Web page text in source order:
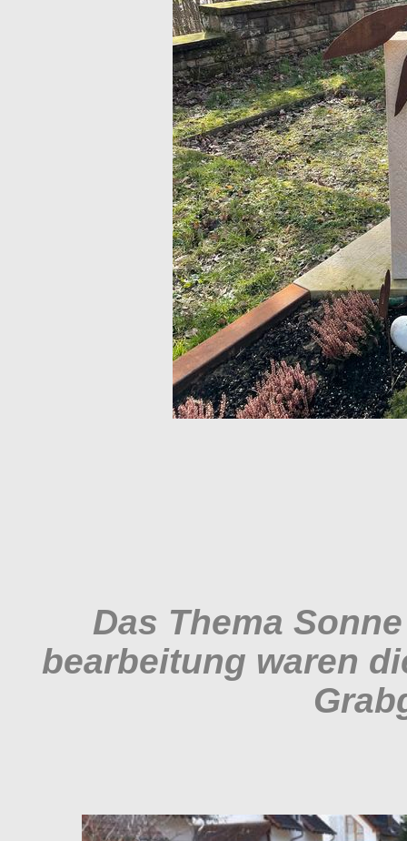
Das Thema
bearbeitung waren